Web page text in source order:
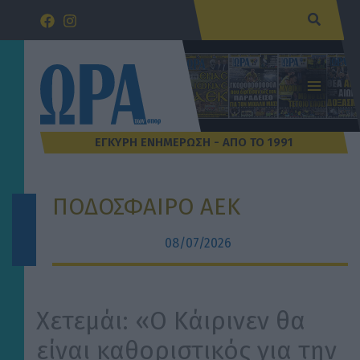
Μετάβαση
ΠΟΔΟΣΦΑΙΡΟ ΑΕΚ
08/07/2026
Χετεμάι: «Ο Κάιρινεν θα
είναι καθοριστικός για την